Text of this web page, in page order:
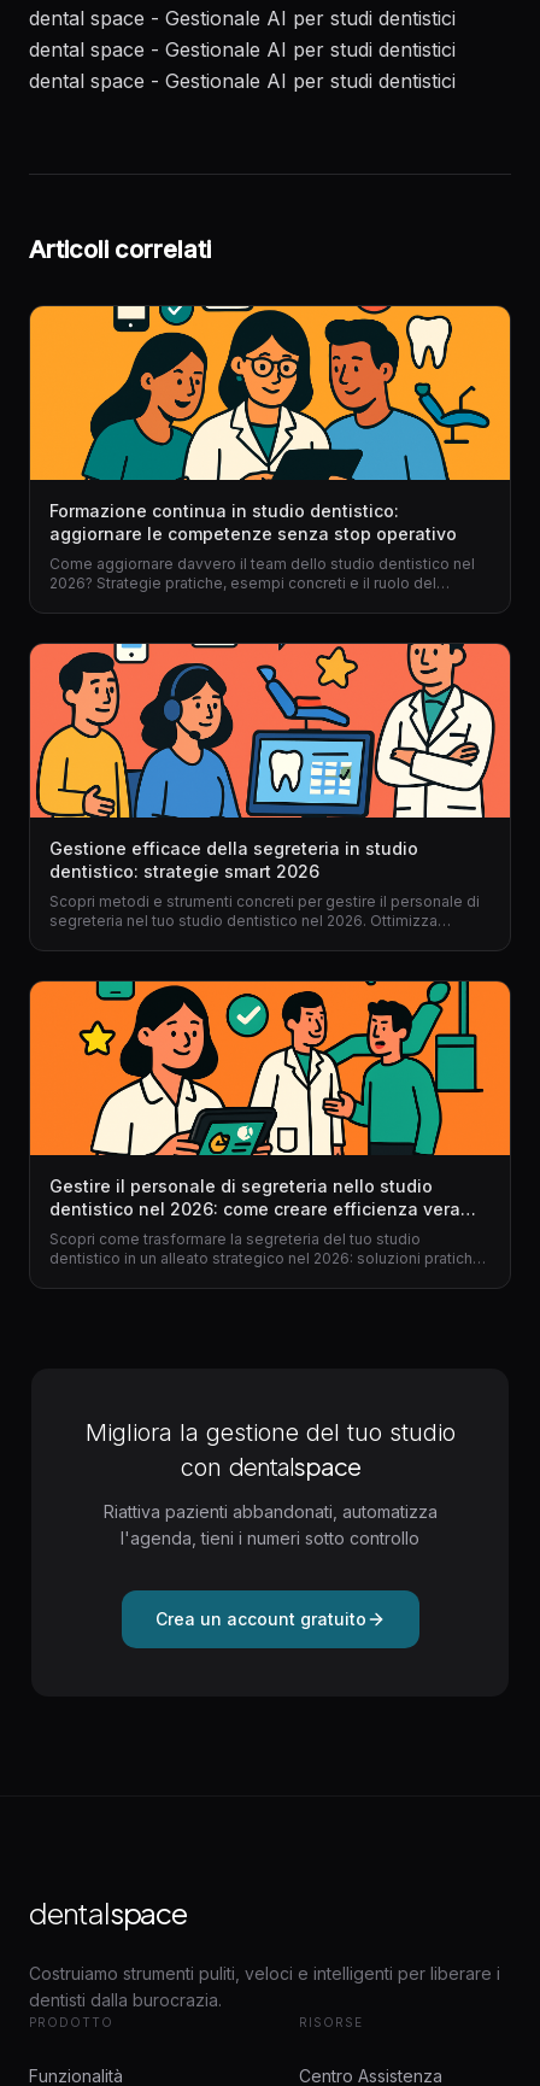
dental space - Gestionale AI per studi dentistici
dental space - Gestionale AI per studi dentistici
dental space - Gestionale AI per studi dentistici
Articoli correlati
Formazione continua in studio dentistico:
aggiornare le competenze senza stop operativo
Come aggiornare davvero il team dello studio dentistico nel
2026? Strategie pratiche, esempi concreti e il ruolo del
Gestione efficace della segreteria in studio
dentistico: strategie smart 2026
Scopri metodi e strumenti concreti per gestire il personale di
segreteria nel tuo studio dentistico nel 2026. Ottimizza
Gestire il personale di segreteria nello studio
dentistico nel 2026: come creare efficienza vera
(senza stress)
Scopri come trasformare la segreteria del tuo studio
dentistico in un alleato strategico nel 2026: soluzioni pratiche,
Migliora la gestione del tuo studio
con dentalspace
Riattiva pazienti abbandonati, automatizza
l'agenda, tieni i numeri sotto controllo
Crea un account gratuito
dentalspace
Costruiamo strumenti puliti, veloci e intelligenti per liberare i
dentisti dalla burocrazia.
PRODOTTO
Funzionalità
RISORSE
Centro Assistenza